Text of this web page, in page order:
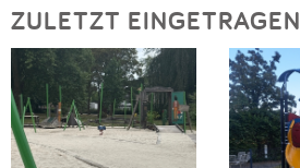
ZULETZT EINGETRAGEN